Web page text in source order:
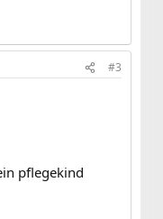
#3
pflegekind